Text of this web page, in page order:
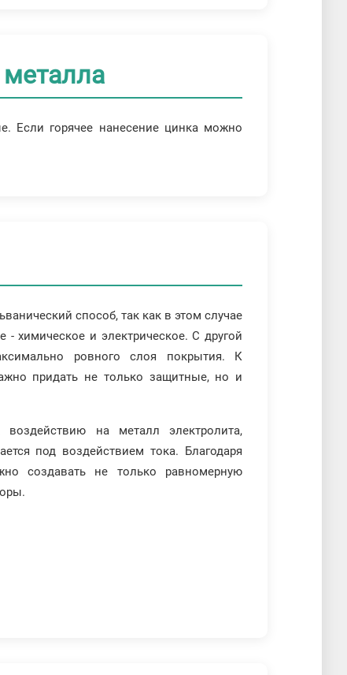
Если горячее нанесение цинка можно
способ, так как в этом случае
- химическое и электрическое. С другой
ровного слоя покрытия. К
придать не только защитные, но и
на металл электролита,
под воздействием тока. Благодаря
создавать не только равномерную